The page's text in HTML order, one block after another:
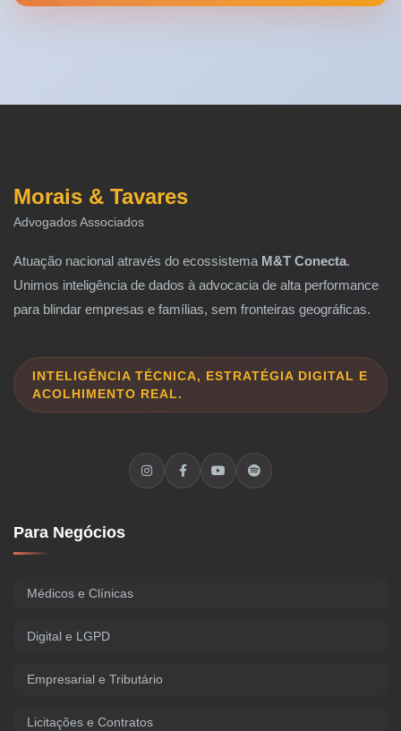
Morais & Tavares
Advogados Associados
Atuação nacional através do ecossistema M&T Conecta.
Unimos inteligência de dados à advocacia de alta performance
para blindar empresas e famílias, sem fronteiras geográficas.
INTELIGÊNCIA TÉCNICA, ESTRATÉGIA DIGITAL E
ACOLHIMENTO REAL.
Para Negócios
Médicos e Clínicas
Digital e LGPD
Empresarial e Tributário
Licitações e Contratos